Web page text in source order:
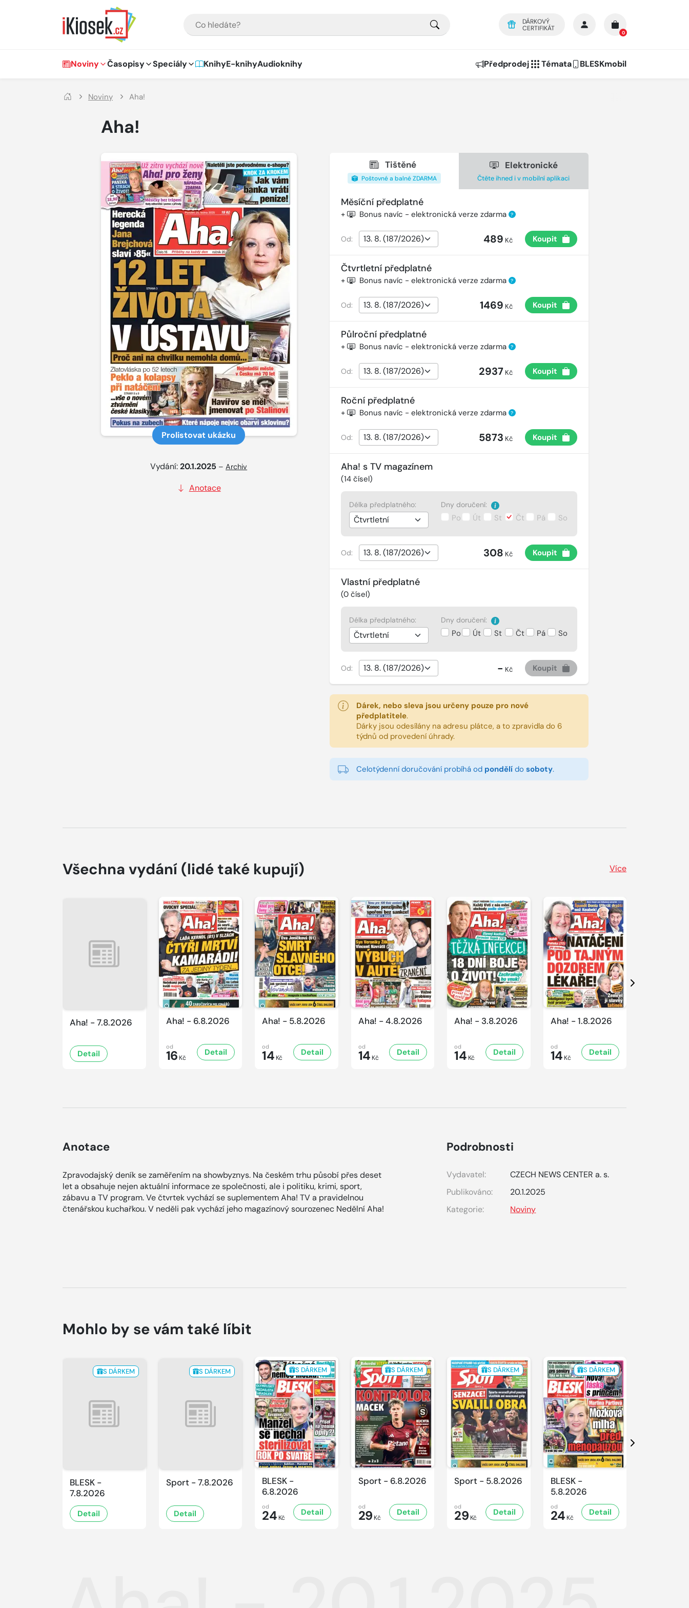
DÁRKOVÝ
CERTIFIKÁT
0
Hlavní navigace
Noviny Časopisy Speciály KnihyE-knihyAudioknihy Předprodej Témata BLESKmobil
Noviny Aha!
Aha!
Prolistovat ukázku
Vydání:20.1.2025 –Archiv
Anotace
Tištěné
Poštovné a balné ZDARMA
Elektronické
Čtěte ihned i v mobilní aplikaci
Měsíční předplatné
+ Bonus navíc - elektronická verze zdarma ?
Od: 489 Kč Koupit
Čtvrtletní předplatné
+ Bonus navíc - elektronická verze zdarma ?
Od: 1469 Kč Koupit
Půlroční předplatné
+ Bonus navíc - elektronická verze zdarma ?
Od: 2937 Kč Koupit
Roční předplatné
+ Bonus navíc - elektronická verze zdarma ?
Od: 5873 Kč Koupit
Aha! s TV magazínem
(14čísel)
Délka předplatného: Dny doručení:
Po Út St Čt Pá So
Od: 308 Kč Koupit
Vlastní předplatné
(0čísel)
Délka předplatného: Dny doručení:
Po Út St Čt Pá So
Od: - Kč Koupit
Dárek, nebo sleva jsou určeny pouze pro nové
předplatitele.
Dárky jsou odesílány na adresu plátce, a to zpravidla do 6
týdnů od provedení úhrady.
Celotýdenní doručování probíhá od pondělído soboty.
Všechna vydání (lidé také kupují) Více
Aha! - 7.8.2026
Detail
Aha! - 6.8.2026
od
16 Kč
Detail
Aha! - 5.8.2026
od
14 Kč
Detail
Aha! - 4.8.2026
od
14 Kč
Detail
Aha! - 3.8.2026
od
14 Kč
Detail
Aha! - 1.8.2026
od
14 Kč
Detail
Další
Anotace
Zpravodajský deník se zaměřením na showbyznys. Na českém trhu působí přes deset
let a obsahuje nejen aktuální informace ze společnosti, ale i politiku, krimi, sport,
zábavu a TV program. Ve čtvrtek vychází se suplementem Aha! TV a pravidelnou
čtenářskou kuchařkou. V neděli pak vychází jeho magazínový sourozenec Nedělní Aha!
Podrobnosti
Vydavatel:
CZECH NEWS CENTER a. s.
Publikováno:
20.1.2025
Kategorie:
Noviny
Mohlo by se vám také líbit
S DÁRKEM
BLESK -
7.8.2026
Detail
S DÁRKEM
Sport - 7.8.2026
Detail
S DÁRKEM
BLESK -
6.8.2026
od
24 Kč
Detail
S DÁRKEM
Sport - 6.8.2026
od
29 Kč
Detail
S DÁRKEM
Sport - 5.8.2026
od
29 Kč
Detail
S DÁRKEM
BLESK -
5.8.2026
od
24 Kč
Detail
Další